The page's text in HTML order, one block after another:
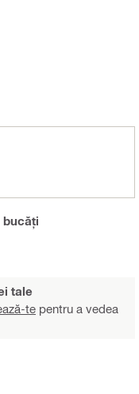
bucăți
tale
te pentru a vedea